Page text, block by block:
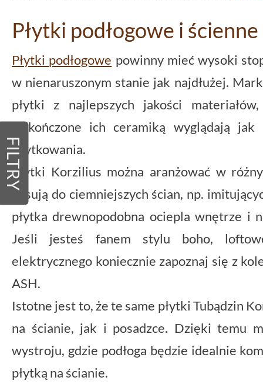
FILTRY
Płytki podłogowe i
Płytki podłogowe powinny mieć wysoki
w nienaruszonym stanie jak najdłużej.
płytki z najlepszych jakości
wykończone ich ceramiką wyglądają
użytkowania.
Płytki Korzilius można aranżować w
pasują do ciemniejszych ścian, np.
płytka drewnopodobna ociepla wnętrze i
Jeśli jesteś fanem stylu boho,
elektrycznego koniecznie zapoznaj się z
ASH.
Istotne jest to, że te same płytki Tubądzin
na ścianie, jak i posadzce. Dzięki temu
wystroju, gdzie podłoga będzie idealnie
płytką na ścianie.